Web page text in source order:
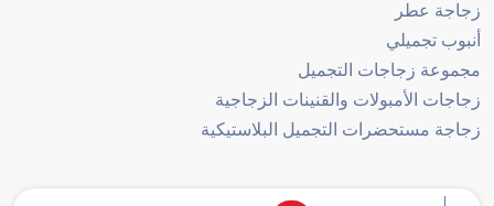
زجاجة عطر
أنبوب تجميلي
مجموعة زجاجات التجميل
زجاجات الأمبولات والقنينات الزجاجية
زجاجة مستحضرات التجميل البلاستيكية